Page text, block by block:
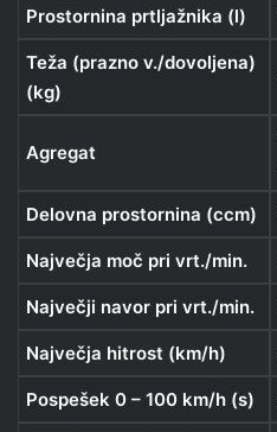
Prostornina prtljažnika (l)
Teža (prazno v./dovoljena)
(kg)
Agregat
Delovna prostornina (ccm)
Največja moč pri vrt./min.
Največji navor pri vrt./min.
Največja hitrost (km/h)
Pospešek 0 – 100 km/h (s)